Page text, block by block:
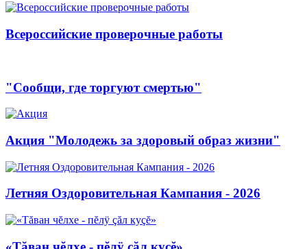
Всероссийские проверочные работы
"Сообщи, где торгуют смертью"
Акция "Молодежь за здоровый образ жизни"
Летняя Оздоровительная Кампания - 2026